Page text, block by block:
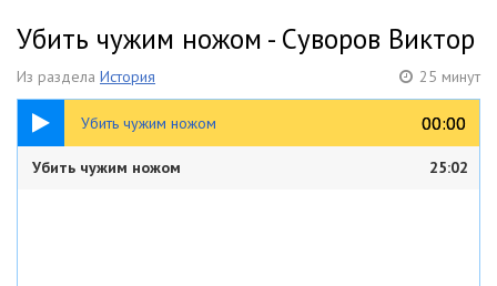
Убить чужим ножом - Суворов Виктор
Из раздела История 25 минут
Убить чужим ножом 00:00
00:00
25:02
Убить чужим ножом 25:02